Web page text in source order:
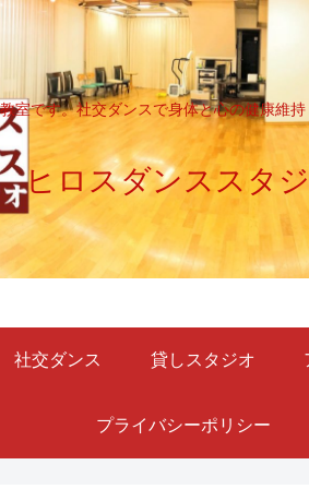
室です。社交ダンスで身体と心の健康維
ヒロスダンススタ
社交ダンス 貸しスタジオ
プライバシーポリシー